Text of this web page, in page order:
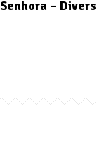
–